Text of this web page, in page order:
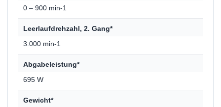
0 – 900 min-1
Leerlaufdrehzahl, 2. Gang*
3.000 min-1
Abgabeleistung*
695 W
Gewicht*